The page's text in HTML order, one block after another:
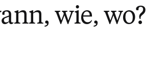
wie, wo?